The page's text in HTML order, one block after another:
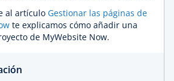
al artículo Gestionar las páginas de
te explicamos cómo añadir una
de MyWebsite Now.